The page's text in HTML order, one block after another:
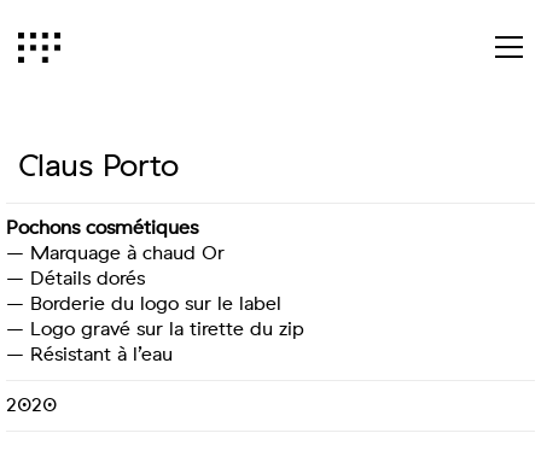
Claus Porto
Pochons cosmétiques
– Marquage à chaud Or
– Détails dorés
– Borderie du logo sur le label
– Logo gravé sur la tirette du zip
– Résistant à l’eau
2020